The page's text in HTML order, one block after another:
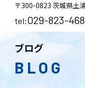
〒300-0823 茨城県土
tel:029-823-
ブログ
BLOG